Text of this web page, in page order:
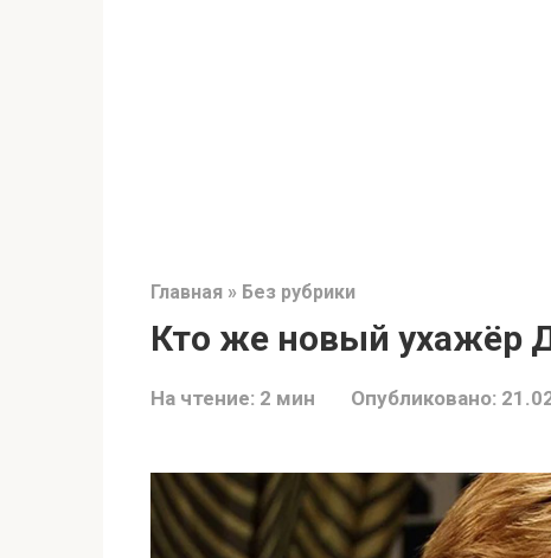
Главная » Без рубрики
Кто же новый ухажёр
На чтение: 2 мин Опубликовано: